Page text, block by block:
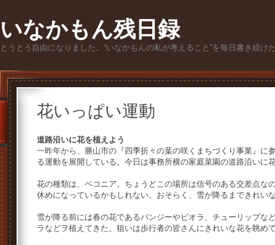
いなかもん残日録
とうとう自由になりました。“いなかもんの私が考えること”を毎日書き続け
花いっぱい運動
道路沿いに花を植えよう
一昨年から、勝山市の『四季折々の葉の咲くまちづくり事業』に
る運動を展開している。今日は事務所横の家庭菜園の道路沿いに
花の種類は、ベコニア。ちょうどこの場所は信号のある交差点な
休めになっているかもしれない。おそらく、雪が降るまできれい
雪が降る前には春の花であるパンジーやビオラ、チューリップな
ラなどヲ植えてきた。狙いは歩行者の皆さんにきれいな花を眺め